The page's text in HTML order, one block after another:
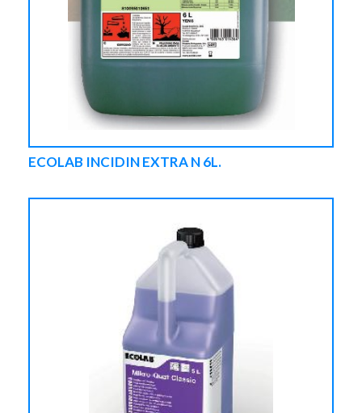
ECOLAB INCIDIN EXTRA N 6L.